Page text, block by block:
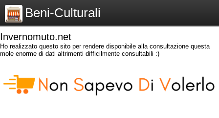
Beni-Culturali
Invernomuto.net
Ho realizzato questo sito per rendere disponibile alla consultazione questa
mole enorme di dati altrimenti difficilmente consultabili :)